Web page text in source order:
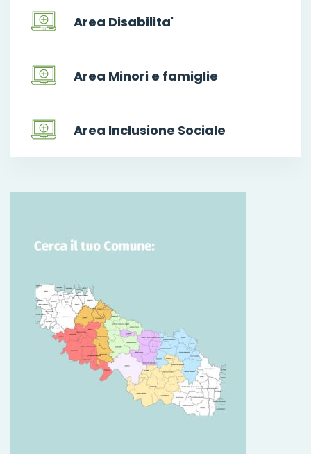
Area Disabilita'
Area Minori e famiglie
Area Inclusione Sociale